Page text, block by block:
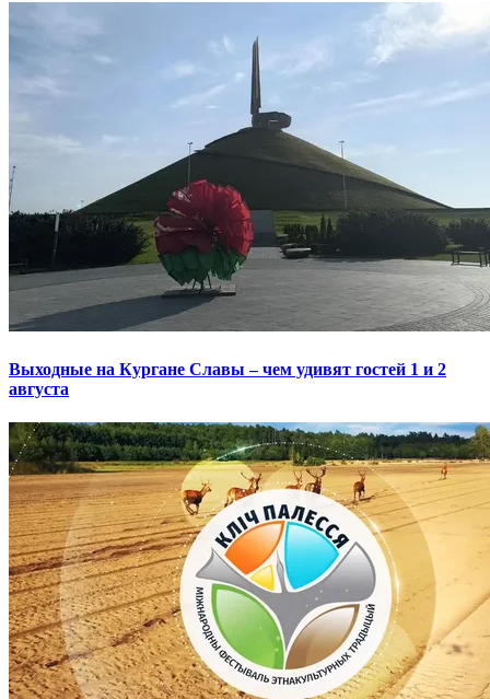
Выходные на Кургане Славы – чем удивят гостей 1 и 2
августа